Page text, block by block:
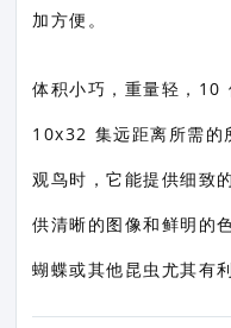
加方便。
体积小巧，重量轻，
10x32 集远距离所需的
观鸟时，它能提供细致
供清晰的图像和鲜明的
蝴蝶或其他昆虫尤其有利